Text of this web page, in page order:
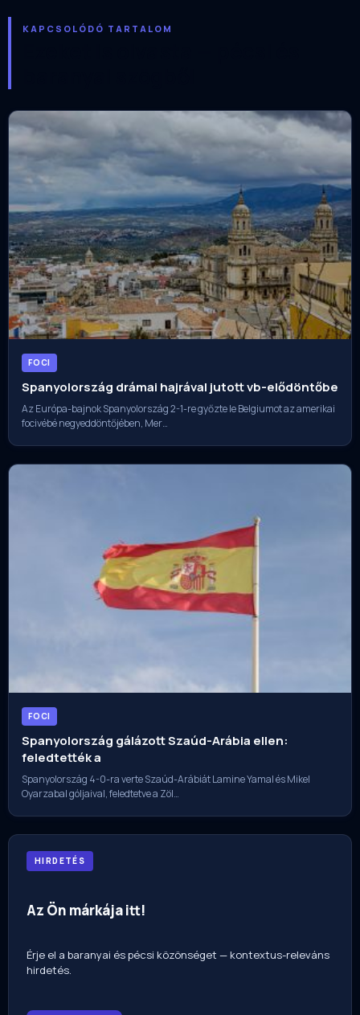
KAPCSOLÓDÓ TARTALOM
FOCI
Spanyolország drámai hajrával jutott vb-elődöntőbe
Az Európa-bajnok Spanyolország 2-1-re győzte le Belgiumot az amerikai
focivébé negyeddöntőjében, Mer…
FOCI
Spanyolország gálázott Szaúd-Arábia ellen:
feledtették a
Spanyolország 4-0-ra verte Szaúd-Arábiát Lamine Yamal és Mikel
Oyarzabal góljaival, feledtetve a Zöl…
HIRDETÉS
Az Ön márkája itt!
Érje el a baranyai és pécsi közönséget — kontextus-releváns
hirdetés.